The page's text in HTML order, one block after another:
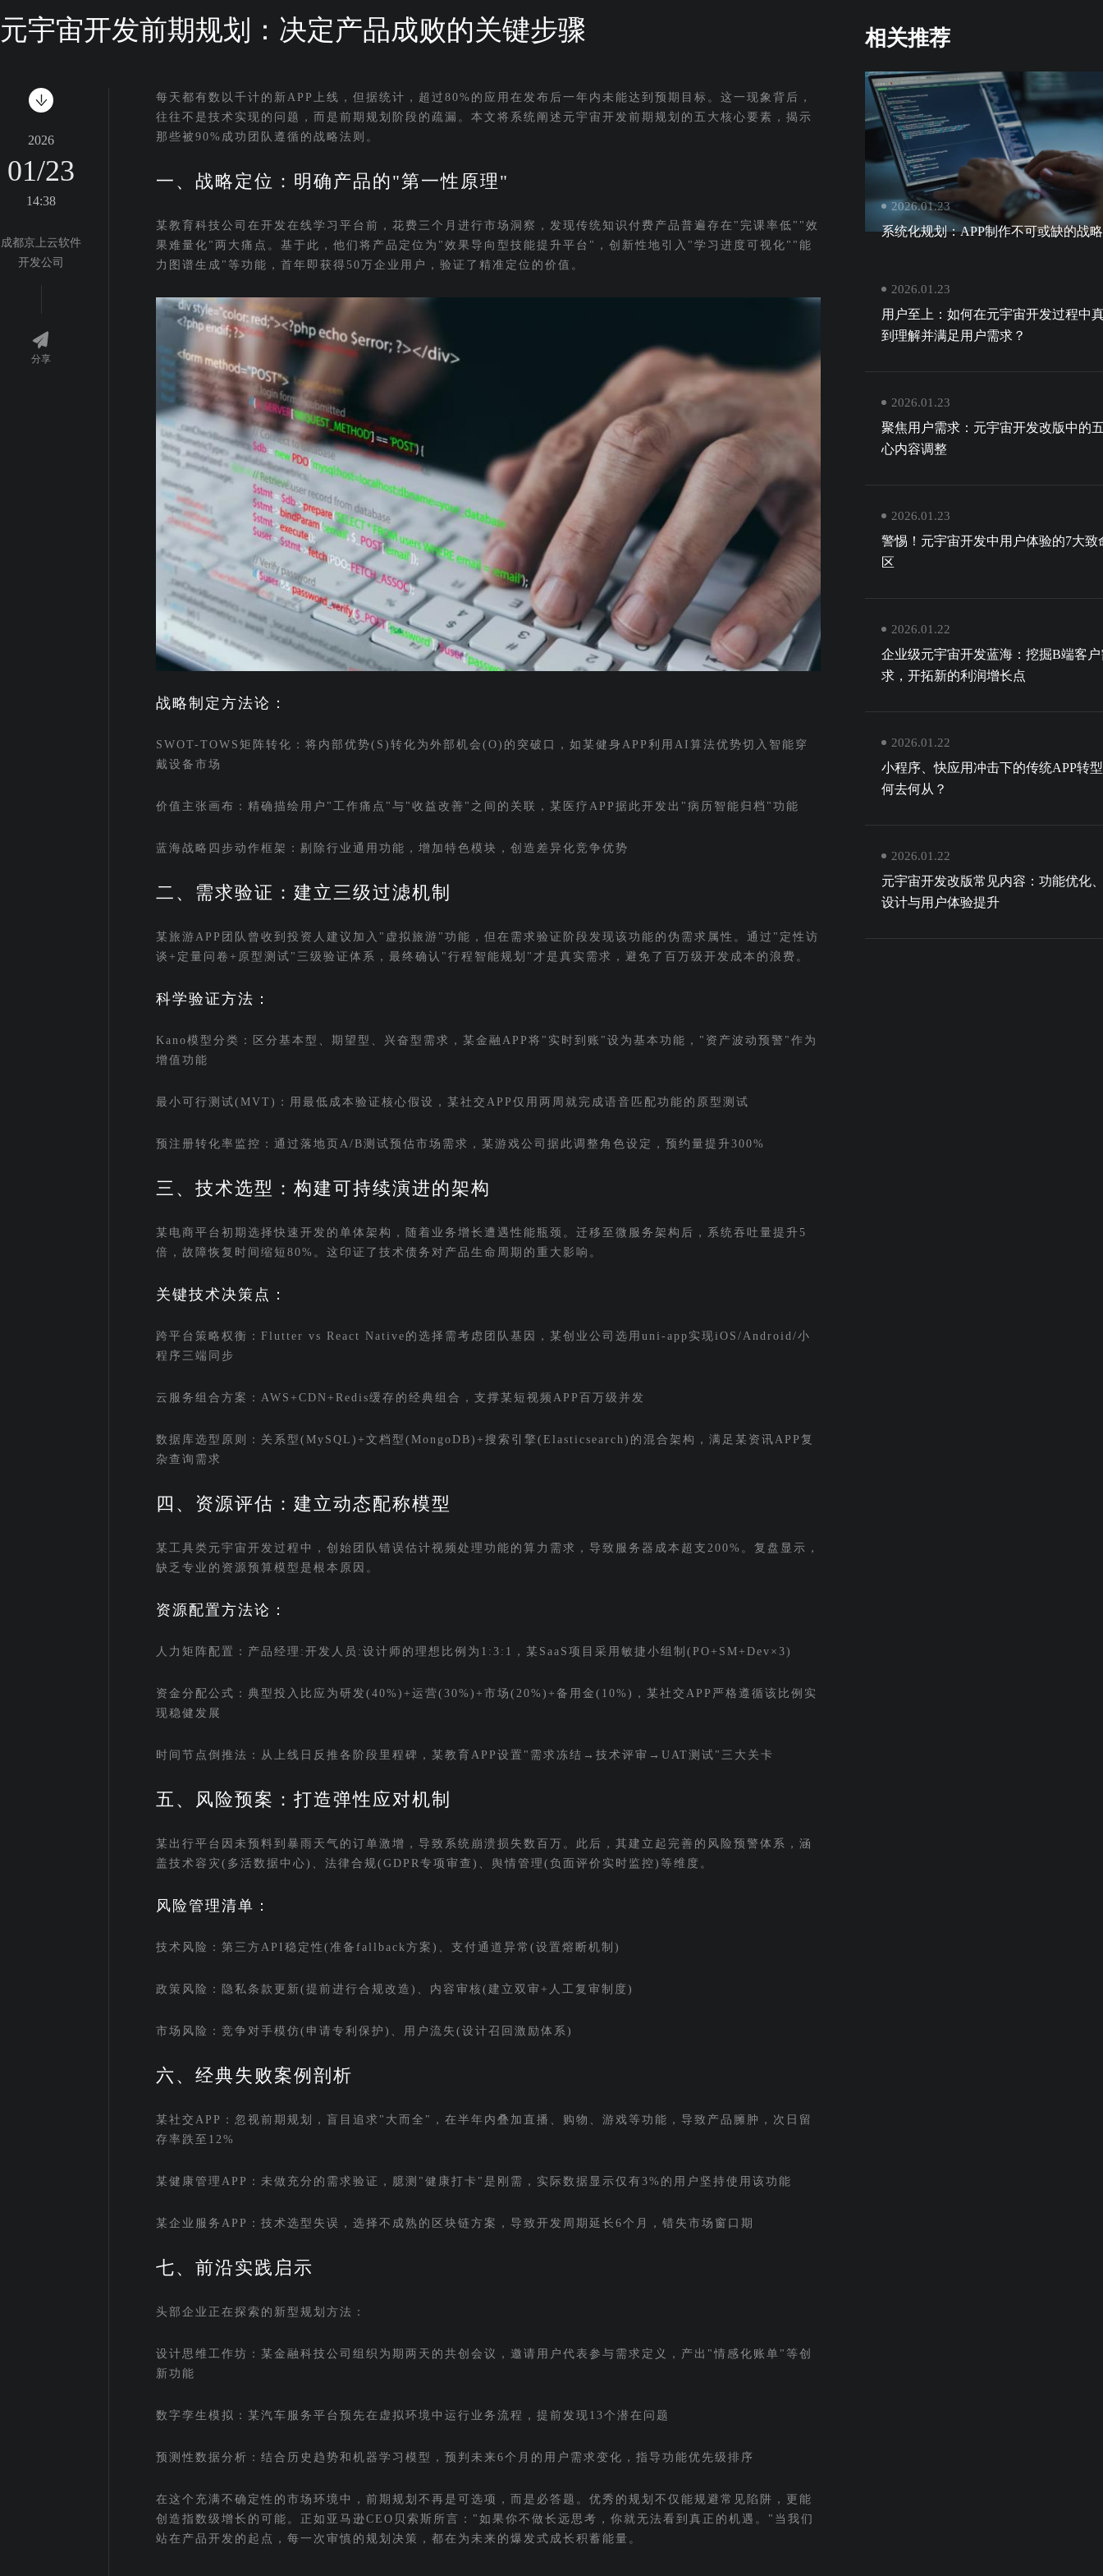
元宇宙开发前期规划：决定产品成败的关键步骤
2026
01/23
14:38
成都京上云软件
开发公司
分享
每天都有数以千计的新APP上线，但据统计，超过80%的应用在发布后一年内未能达到预期目标。这一现象背后，
往往不是技术实现的问题，而是前期规划阶段的疏漏。本文将系统阐述元宇宙开发前期规划的五大核心要素，揭示
那些被90%成功团队遵循的战略法则。
一、战略定位：明确产品的"第一性原理"
某教育科技公司在开发在线学习平台前，花费三个月进行市场洞察，发现传统知识付费产品普遍存在"完课率低""效
果难量化"两大痛点。基于此，他们将产品定位为"效果导向型技能提升平台"，创新性地引入"学习进度可视化""能
力图谱生成"等功能，首年即获得50万企业用户，验证了精准定位的价值。
战略制定方法论：
SWOT-TOWS矩阵转化：将内部优势(S)转化为外部机会(O)的突破口，如某健身APP利用AI算法优势切入智能穿
戴设备市场
价值主张画布：精确描绘用户"工作痛点"与"收益改善"之间的关联，某医疗APP据此开发出"病历智能归档"功能
蓝海战略四步动作框架：剔除行业通用功能，增加特色模块，创造差异化竞争优势
二、需求验证：建立三级过滤机制
某旅游APP团队曾收到投资人建议加入"虚拟旅游"功能，但在需求验证阶段发现该功能的伪需求属性。通过"定性访
谈+定量问卷+原型测试"三级验证体系，最终确认"行程智能规划"才是真实需求，避免了百万级开发成本的浪费。
科学验证方法：
Kano模型分类：区分基本型、期望型、兴奋型需求，某金融APP将"实时到账"设为基本功能，"资产波动预警"作为
增值功能
最小可行测试(MVT)：用最低成本验证核心假设，某社交APP仅用两周就完成语音匹配功能的原型测试
预注册转化率监控：通过落地页A/B测试预估市场需求，某游戏公司据此调整角色设定，预约量提升300%
三、技术选型：构建可持续演进的架构
某电商平台初期选择快速开发的单体架构，随着业务增长遭遇性能瓶颈。迁移至微服务架构后，系统吞吐量提升5
倍，故障恢复时间缩短80%。这印证了技术债务对产品生命周期的重大影响。
关键技术决策点：
跨平台策略权衡：Flutter vs React Native的选择需考虑团队基因，某创业公司选用uni-app实现iOS/Android/小
程序三端同步
云服务组合方案：AWS+CDN+Redis缓存的经典组合，支撑某短视频APP百万级并发
数据库选型原则：关系型(MySQL)+文档型(MongoDB)+搜索引擎(Elasticsearch)的混合架构，满足某资讯APP复
杂查询需求
四、资源评估：建立动态配称模型
某工具类元宇宙开发过程中，创始团队错误估计视频处理功能的算力需求，导致服务器成本超支200%。复盘显示，
缺乏专业的资源预算模型是根本原因。
资源配置方法论：
人力矩阵配置：产品经理:开发人员:设计师的理想比例为1:3:1，某SaaS项目采用敏捷小组制(PO+SM+Dev×3)
资金分配公式：典型投入比应为研发(40%)+运营(30%)+市场(20%)+备用金(10%)，某社交APP严格遵循该比例实
现稳健发展
时间节点倒推法：从上线日反推各阶段里程碑，某教育APP设置"需求冻结→技术评审→UAT测试"三大关卡
五、风险预案：打造弹性应对机制
某出行平台因未预料到暴雨天气的订单激增，导致系统崩溃损失数百万。此后，其建立起完善的风险预警体系，涵
盖技术容灾(多活数据中心)、法律合规(GDPR专项审查)、舆情管理(负面评价实时监控)等维度。
风险管理清单：
技术风险：第三方API稳定性(准备fallback方案)、支付通道异常(设置熔断机制)
政策风险：隐私条款更新(提前进行合规改造)、内容审核(建立双审+人工复审制度)
市场风险：竞争对手模仿(申请专利保护)、用户流失(设计召回激励体系)
六、经典失败案例剖析
某社交APP：忽视前期规划，盲目追求"大而全"，在半年内叠加直播、购物、游戏等功能，导致产品臃肿，次日留
存率跌至12%
某健康管理APP：未做充分的需求验证，臆测"健康打卡"是刚需，实际数据显示仅有3%的用户坚持使用该功能
某企业服务APP：技术选型失误，选择不成熟的区块链方案，导致开发周期延长6个月，错失市场窗口期
七、前沿实践启示
头部企业正在探索的新型规划方法：
设计思维工作坊：某金融科技公司组织为期两天的共创会议，邀请用户代表参与需求定义，产出"情感化账单"等创
新功能
数字孪生模拟：某汽车服务平台预先在虚拟环境中运行业务流程，提前发现13个潜在问题
预测性数据分析：结合历史趋势和机器学习模型，预判未来6个月的用户需求变化，指导功能优先级排序
在这个充满不确定性的市场环境中，前期规划不再是可选项，而是必答题。优秀的规划不仅能规避常见陷阱，更能
创造指数级增长的可能。正如亚马逊CEO贝索斯所言："如果你不做长远思考，你就无法看到真正的机遇。"当我们
站在产品开发的起点，每一次审慎的规划决策，都在为未来的爆发式成长积蓄能量。
相关推荐
2026.01.23
系统化规划：APP制作不可或缺的战
2026.01.23
用户至上：如何在元宇宙开发过程中
到理解并满足用户需求？
2026.01.23
聚焦用户需求：元宇宙开发改版中的
心内容调整
2026.01.23
警惕！元宇宙开发中用户体验的7大致
区
2026.01.22
企业级元宇宙开发蓝海：挖掘B端客户
求，开拓新的利润增长点
2026.01.22
小程序、快应用冲击下的传统APP转
何去何从？
2026.01.22
元宇宙开发改版常见内容：功能优化
设计与用户体验提升